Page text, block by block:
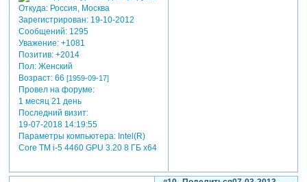
Откуда:Россия, Москва
Зарегистрирован: 19-10-2012
Сообщений:1295
Уважение: +1081
Позитив: +2014
Пол:Женский
Возраст:66 [1959-09-17]
Провел на форуме:
1 месяц 21 день
Последний визит:
19-07-2018 14:19:55
Параметры компьютера:Intel(R)
Core TM i-5 4460 GPU 3.20 8 ГБ х64